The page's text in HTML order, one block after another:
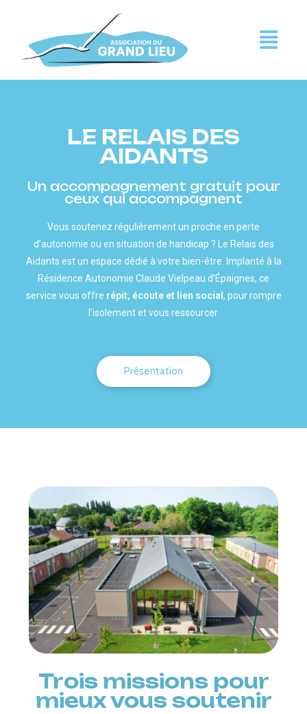
LE RELAIS DES
AIDANTS
Un accompagnement gratuit pour
ceux qui accompagnent
Vous soutenez régulièrement un proche en perte
d’autonomie ou en situation de handicap ? Le Relais des
Aidants est un espace dédié à votre bien-être. Implanté à la
Résidence Autonomie Claude Vielpeau d’Épaignes, ce
service vous offre répit, écoute et lien social , pour rompre
l’isolement et vous ressourcer.
Présentation
Trois missions pour
mieux vous soutenir